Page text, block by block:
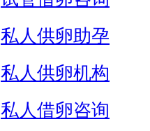
私人供卵助孕
私人供卵机构
私人借卵咨询